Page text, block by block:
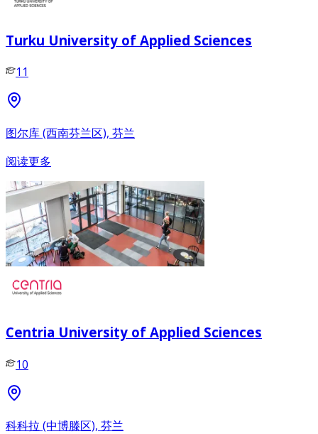
Turku University of Applied Sciences
11
图尔库 (西南芬兰区), 芬兰
阅读更多
Centria University of Applied Sciences
10
科科拉 (中博滕区), 芬兰